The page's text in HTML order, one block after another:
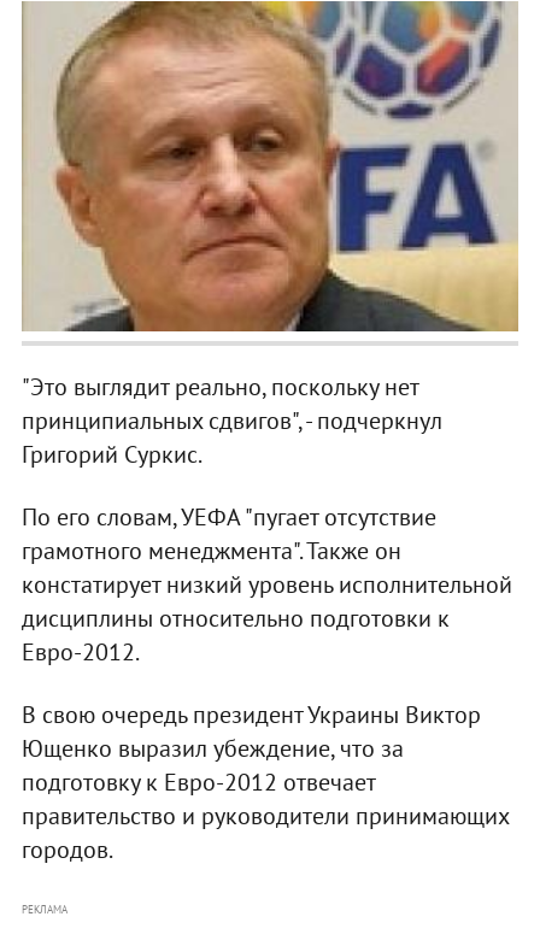
"Это выглядит реально, поскольку нет
принципиальных сдвигов", - подчеркнул
Григорий Суркис.
По его словам, УЕФА "пугает отсутствие
грамотного менеджмента". Также он
констатирует низкий уровень исполнительной
дисциплины относительно подготовки к
Евро-2012.
В свою очередь президент Украины Виктор
Ющенко выразил убеждение, что за
подготовку к Евро-2012 отвечает
правительство и руководители принимающих
городов.
РЕКЛАМА